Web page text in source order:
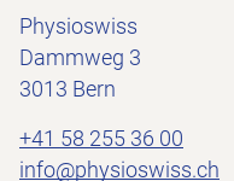
Physioswiss
Dammweg 3
3013 Bern
+41 58 255 36 00
info@physioswiss.ch